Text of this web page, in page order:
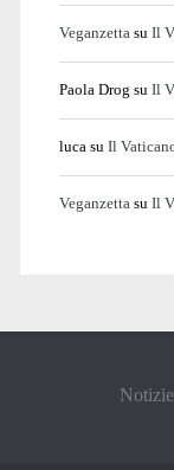
Veganzetta su Il
Paola Drog su Il
luca su Il
Veganzetta su Il